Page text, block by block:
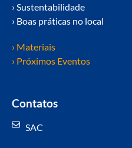
› Sustentabilidade
› Boas práticas no local
› Materiais
› Próximos Eventos
Contatos
SAC